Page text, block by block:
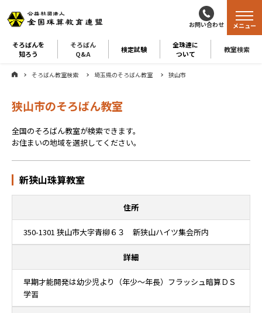
お問い合わせ
そろばんを
知ろう
そろばん
Q&A
検定試験
全珠連に
ついて
教室検索
メニュー
そろばん教室検索 埼玉県のそろばん教室 狭山市
狭山市のそろばん教室
全国のそろばん教室が検索できます。
お住まいの地域を選択してください。
新狭山珠算教室
住所
350-1301 狭山市大字青柳６３ 新狭山ハイツ集会所内
詳細
早期才能開発は幼少児より（年少～年長）フラッシュ暗算ＤＳ
学習